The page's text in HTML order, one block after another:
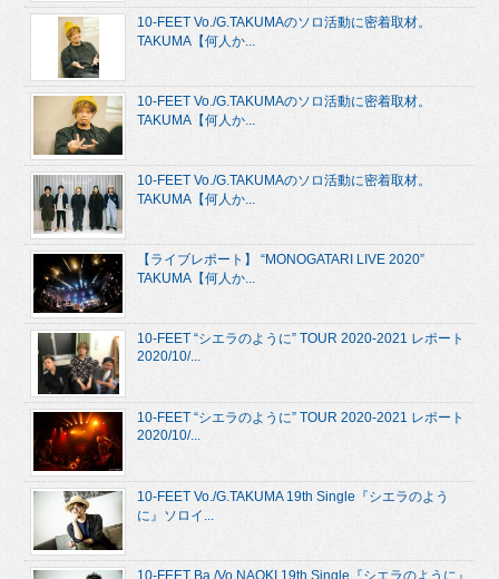
10-FEET Vo./G.TAKUMAのソロ活動に密着取材。
TAKUMA【何人か...
10-FEET Vo./G.TAKUMAのソロ活動に密着取材。
TAKUMA【何人か...
10-FEET Vo./G.TAKUMAのソロ活動に密着取材。
TAKUMA【何人か...
【ライブレポート】 “MONOGATARI LIVE 2020”
TAKUMA【何人か...
10-FEET “シエラのように” TOUR 2020-2021 レポート
2020/10/...
10-FEET “シエラのように” TOUR 2020-2021 レポート
2020/10/...
10-FEET Vo./G.TAKUMA 19th Single『シエラのよう
に』ソロイ...
10-FEET Ba./Vo.NAOKI 19th Single『シエラのように』